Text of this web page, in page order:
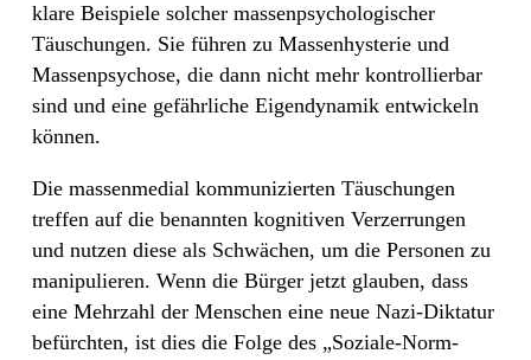
klare Beispiele solcher massenpsychologischer
Täuschungen. Sie führen zu Massenhysterie und
Massenpsychose, die dann nicht mehr kontrollierbar
sind und eine gefährliche Eigendynamik entwickeln
können.
Die massenmedial kommunizierten Täuschungen
treffen auf die benannten kognitiven Verzerrungen
und nutzen diese als Schwächen, um die Personen zu
manipulieren. Wenn die Bürger jetzt glauben, dass
eine Mehrzahl der Menschen eine neue Nazi-Diktatur
befürchten, ist dies die Folge des „Soziale-Norm-